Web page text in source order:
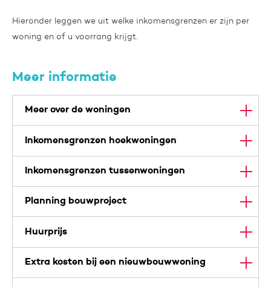
Hieronder leggen we uit welke inkomensgrenzen er zijn per
woning en of u voorrang krijgt.
Meer informatie
Meer over de woningen
Inkomensgrenzen hoekwoningen
Inkomensgrenzen tussenwoningen
Planning bouwproject
Huurprijs
Extra kosten bij een nieuwbouwwoning